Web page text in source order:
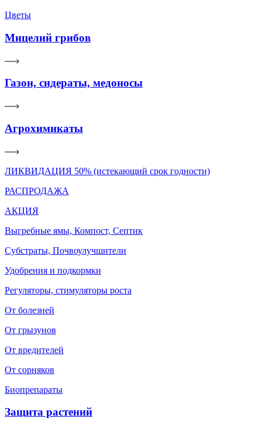
Цветы
Мицелий грибов
Газон, сидераты, медоносы
Агрохимикаты
ЛИКВИДАЦИЯ 50% (истекающий срок годности)
РАСПРОДАЖА
АКЦИЯ
Выгребные ямы, Компост, Септик
Субстраты, Почвоулучшители
Удобрения и подкормки
Регуляторы, стимуляторы роста
От болезней
От грызунов
От вредителей
От сорняков
Биопрепараты
Защита растений